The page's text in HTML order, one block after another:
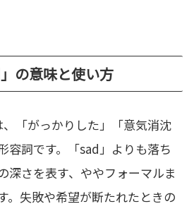
の意味と使い方
、「がっかりした」「意気消沈
容詞です。「sad」よりも落ち
深さを表す、ややフォーマルま
。失敗や希望が断たれたときの